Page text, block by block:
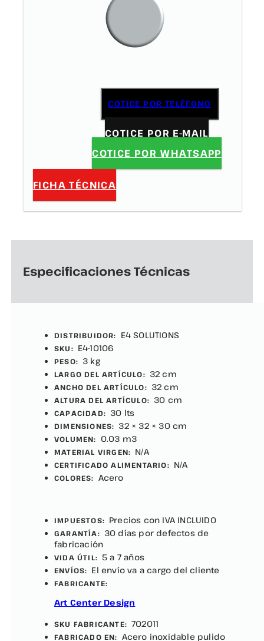
COTICE POR TELÉFONO
COTICE POR E-MAIL
COTICE POR WHATSAPP
FICHA TÉCNICA
Especificaciones Técnicas
DISTRIBUIDOR: E4 SOLUTIONS
SKU: E4-10106
PESO: 3 kg
LARGO DEL ARTÍCULO: 32 cm
ANCHO DEL ARTÍCULO: 32 cm
ALTURA DEL ARTÍCULO: 30 cm
CAPACIDAD: 30 lts
DIMENSIONES: 32 × 32 × 30 cm
VOLUMEN: 0.03 m3
MATERIAL VIRGEN: N/A
CERTIFICADO ALIMENTARIO: N/A
COLORES: Acero
IMPUESTOS: Precios con IVA INCLUIDO
GARANTÍA: 30 días por defectos de
fabricación
VIDA ÚTIL: 5 a 7 años
ENVÍOS: El envío va a cargo del cliente
FABRICANTE:
Art Center Design
SKU FABRICANTE: 702011
FABRICADO EN: Acero inoxidable pulido